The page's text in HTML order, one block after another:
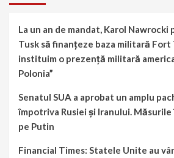
La un an de mandat, Karol Nawrocki
Tusk să finanțeze baza militară Fort
instituim o prezență militară
Polonia”
Senatul SUA a aprobat un amplu
împotriva Rusiei și Iranului.
pe Putin
Financial Times: Statele Unite au